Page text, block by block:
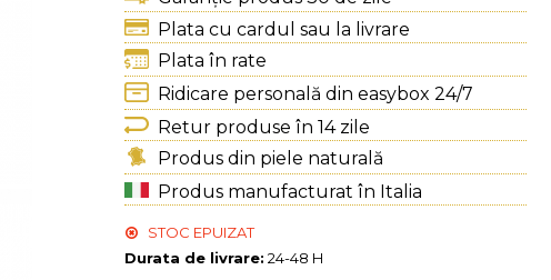
Plata cu cardul sau la livrare
Plata în rate
Ridicare personală din easybox 24/7
Retur produse în 14 zile
Produs din piele naturală
Produs manufacturat în Italia
STOC EPUIZAT
Durata de livrare: 24-48 H